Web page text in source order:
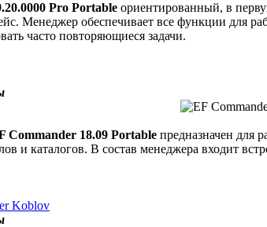
Pro Portable ориентированный, в
Менеджер обеспечивает все функции для
часто повторяющиеся задачи.
Commander 18.09 Portable предназначен для
и каталогов. В состав менеджера входит
Koblov